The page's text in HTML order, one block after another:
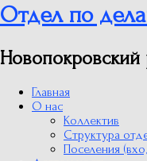
Отдел по
Новопокровский
Главная
О нас
Коллектив
Структура
Поселения